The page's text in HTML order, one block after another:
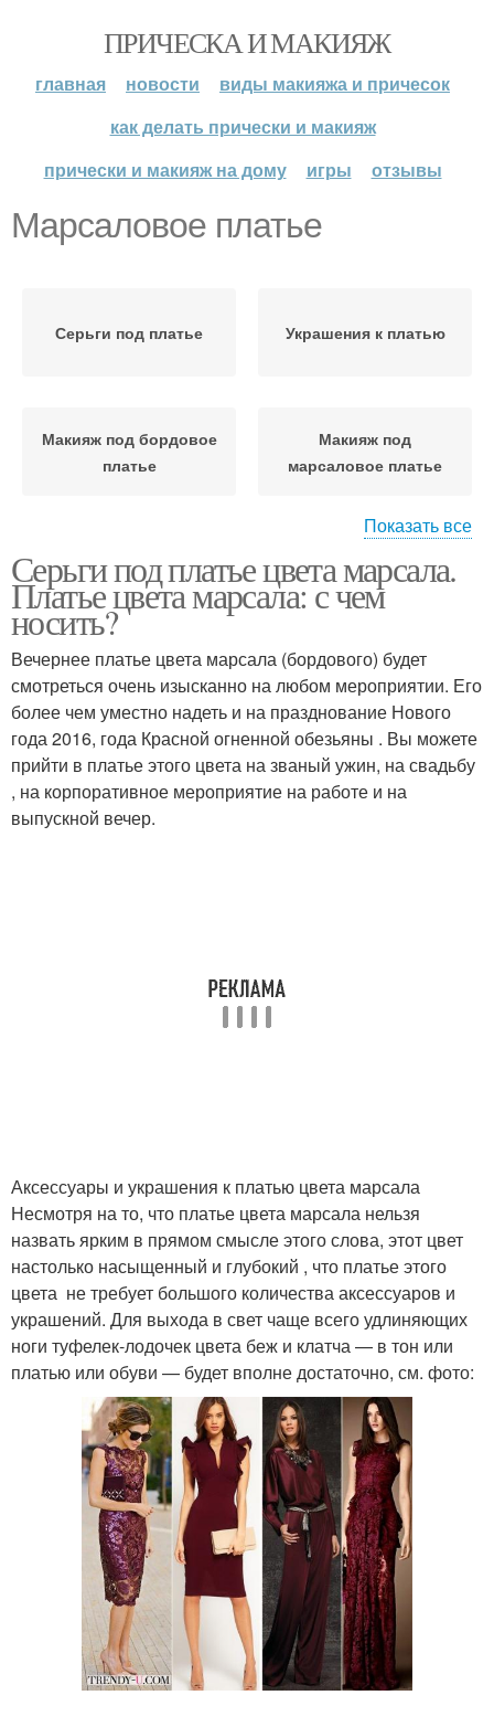
ПРИЧЕСКА И МАКИЯЖ
главная новости
виды макияжа и причесок
как делать прически и макияж
прически и макияж на дому
игры отзывы
Марсаловое платье
Серьги под платье Украшения к платью
Макияж под бордовое
платье
Макияж под
марсаловое платье
Украшения для платья Маникюр под платье
Маникюр под бордовое
платье
Маникюр к бордовому
платью
Туфли под бордовое
платье
Показать все
Серьги под платье цвета марсала.
Платье цвета марсала: с чем
носить?
Вечернее платье цвета марсала (бордового) будет
смотреться очень изысканно на любом мероприятии. Его
более чем уместно надеть и на празднование Нового
года 2016, года Красной огненной обезьяны . Вы можете
прийти в платье этого цвета на званый ужин, на свадьбу
, на корпоративное мероприятие на работе и на
выпускной вечер.
Аксессуары и украшения к платью цвета марсала
Несмотря на то, что платье цвета марсала нельзя
назвать ярким в прямом смысле этого слова, этот цвет
настолько насыщенный и глубокий , что платье этого
цвета не требует большого количества аксессуаров и
украшений. Для выхода в свет чаще всего удлиняющих
ноги туфелек-лодочек цвета беж и клатча — в тон или
платью или обуви — будет вполне достаточно, см. фото: